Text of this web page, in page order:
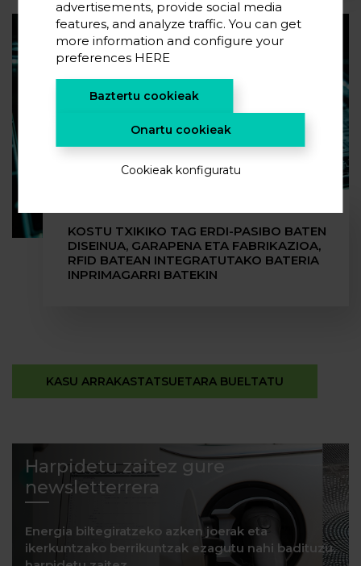
KOSTU TXIKIKO TAG ERDI-PASIBO BATEN
DISEINUA, GARAPENA ETA FABRIKAZIOA,
RFID BATEAN INTEGRATUTAKO BATERIA
INPRIMAGARRI BATEKIN
KASU ARRAKASTATSUETARA BUELTATU
Harpidetu zaitez gure
newsletterrera
Energia biltegiratzeko azken joerak eta
ikerkuntzako berrikuntzak ezagutu nahi badituzu,
advertisements, provide social media
features, and analyze traffic. You can get
more information and configure your
preferences HERE
Baztertu cookieak
Onartu cookieak
Cookieak konfiguratu